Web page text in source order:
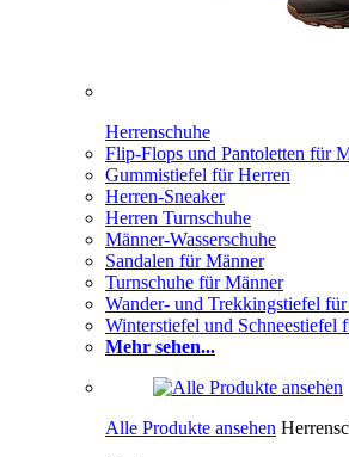
Herrenschuhe
Flip-Flops und Pantoletten für
Gummistiefel für Herren
Herren-Sneaker
Herren Turnschuhe
Männer-Wasserschuhe
Sandalen für Männer
Turnschuhe für Männer
Wander- und Trekkingstiefel
Winterstiefel und Schneestiefel
Mehr sehen...
Alle Produkte ansehen